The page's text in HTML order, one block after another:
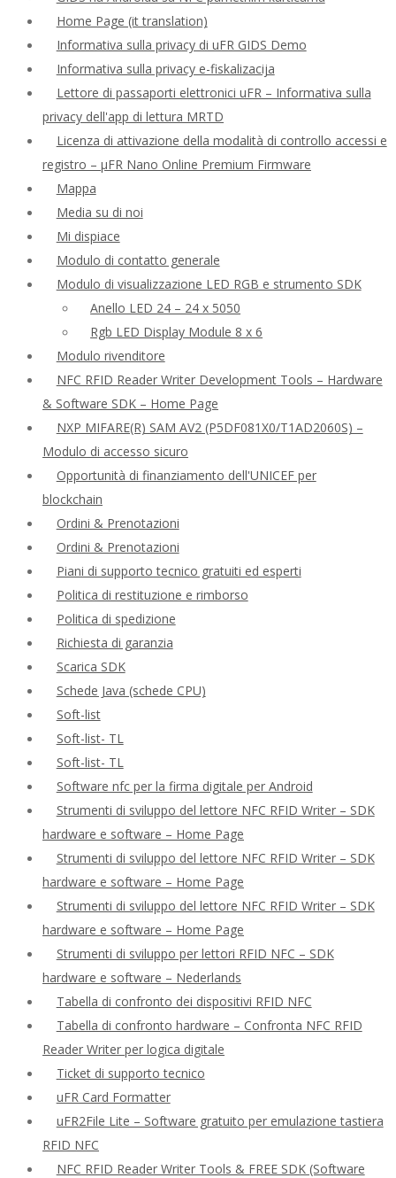
Home Page (it translation)
Informativa sulla privacy di uFR GIDS Demo
Informativa sulla privacy e-fiskalizacija
Lettore di passaporti elettronici uFR – Informativa sulla
privacy dell'app di lettura MRTD
Licenza di attivazione della modalità di controllo accessi e
registro – μFR Nano Online Premium Firmware
Mappa
Media su di noi
Mi dispiace
Modulo di contatto generale
Modulo di visualizzazione LED RGB e strumento SDK
Anello LED 24 – 24 x 5050
Rgb LED Display Module 8 x 6
Modulo rivenditore
NFC RFID Reader Writer Development Tools – Hardware
& Software SDK – Home Page
NXP MIFARE(R) SAM AV2 (P5DF081X0/T1AD2060S) –
Modulo di accesso sicuro
Opportunità di finanziamento dell'UNICEF per
blockchain
Ordini & Prenotazioni
Ordini & Prenotazioni
Piani di supporto tecnico gratuiti ed esperti
Politica di restituzione e rimborso
Politica di spedizione
Richiesta di garanzia
Scarica SDK
Schede Java (schede CPU)
Soft-list
Soft-list- TL
Soft-list- TL
Software nfc per la firma digitale per Android
Strumenti di sviluppo del lettore NFC RFID Writer – SDK
hardware e software – Home Page
Strumenti di sviluppo del lettore NFC RFID Writer – SDK
hardware e software – Home Page
Strumenti di sviluppo del lettore NFC RFID Writer – SDK
hardware e software – Home Page
Strumenti di sviluppo per lettori RFID NFC – SDK
hardware e software – Nederlands
Tabella di confronto dei dispositivi RFID NFC
Tabella di confronto hardware – Confronta NFC RFID
Reader Writer per logica digitale
Ticket di supporto tecnico
uFR Card Formatter
uFR2File Lite – Software gratuito per emulazione tastiera
RFID NFC
NFC RFID Reader Writer Tools & FREE SDK (Software